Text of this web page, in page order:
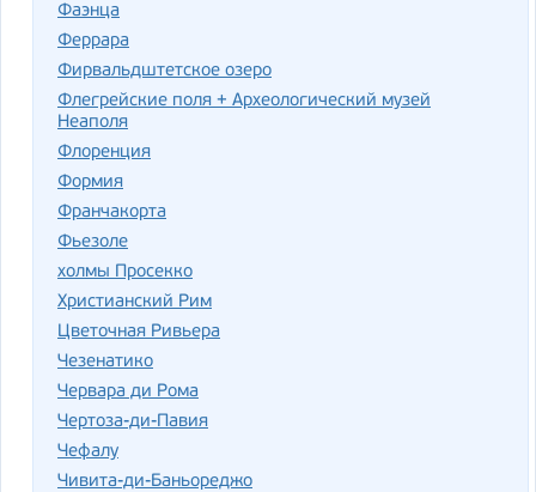
Фаэнца
Феррара
Фирвальдштетское озеро
Флегрейские поля + Археологический музей
Неаполя
Флоренция
Формия
Франчакорта
Фьезоле
холмы Просекко
Христианский Рим
Цветочная Ривьера
Чезенатико
Червара ди Рома
Чертоза-ди-Павия
Чефалу
Чивита-ди-Баньореджо